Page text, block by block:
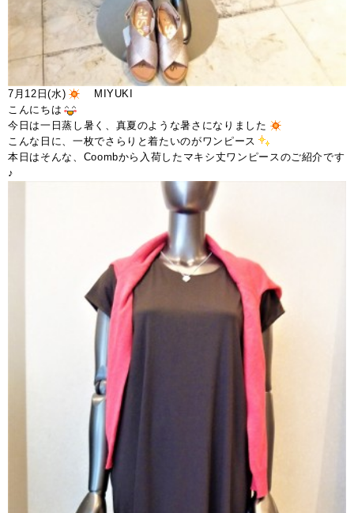
7月12日(水)
MIYUKI
こんにちは
今日は一日蒸し暑く、真夏のような暑さになりました
こんな日に、一枚でさらりと着たいのがワンピース
本日はそんな、Coombから入荷したマキシ丈ワンピースのご紹介です
♪